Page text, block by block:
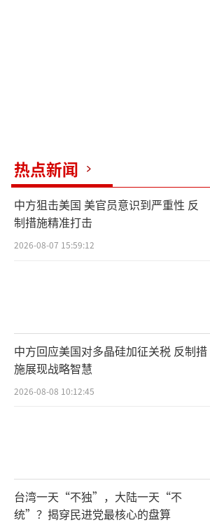
热点新闻
中方狙击美国 美官员意识到严重性 反
制措施精准打击
2026-08-07 15:59:12
中方回应美国对多晶硅加征关税 反制措
施展现战略智慧
2026-08-08 10:12:45
台湾一天“不独”，大陆一天“不
统”？揭穿民进党最核心的盘算